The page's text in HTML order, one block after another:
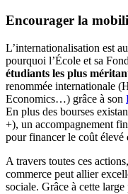
Encourager la
L’internationalisation est
pourquoi l’École et sa
étudiants les plus
renommée internationale
Economics…) grâce à son
En plus des bourses
+), un accompagnement
pour financer le coût élevé
A travers toutes ces
commerce peut allier
sociale. Grâce à cette